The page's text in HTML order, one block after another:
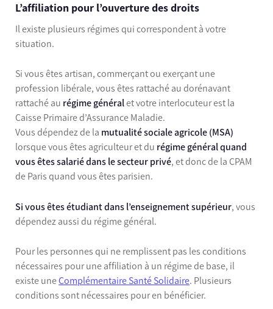
L’affiliation pour l’ouverture des droits
Il existe plusieurs régimes qui correspondent à votre
situation.
Si vous êtes artisan, commerçant ou exerçant une
profession libérale, vous êtes rattaché au dorénavant
rattaché au régime généralet votre interlocuteur est la
Caisse Primaire d’Assurance Maladie.
Vous dépendez de la mutualité sociale agricole (MSA)
lorsque vous êtes agriculteur et du régime général quand
vous êtes salarié dans le secteur privé, et donc de la CPAM
de Paris quand vous êtes parisien.
Si vous êtes étudiant dans l’enseignement supérieur, vous
dépendez aussi du régime général.
Pour les personnes qui ne remplissent pas les conditions
nécessaires pour une affiliation à un régime de base, il
existe uneComplémentaire Santé Solidaire. Plusieurs
conditions sont nécessaires pour en bénéficier.